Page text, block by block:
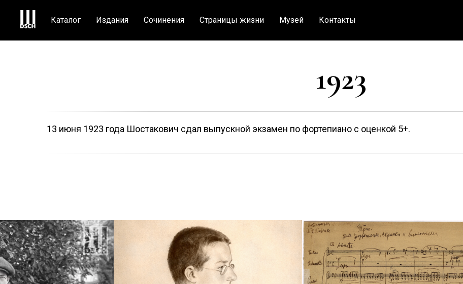
Каталог Издания Сочинения Страницы жизни Музей Контакты
1923
13 июня 1923 года Шостакович сдал выпускной экзамен по фортепиано с оценкой 5+.